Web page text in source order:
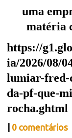
uma
matéria
https://
ia/2026/08/
lumiar-fred-
da-pf-que-
rocha.ghtml
0 comentários